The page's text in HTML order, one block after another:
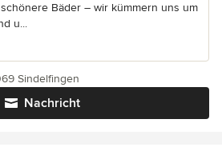
Bäder – wir kümmern uns um
u...
Nachricht
Sindelfingen